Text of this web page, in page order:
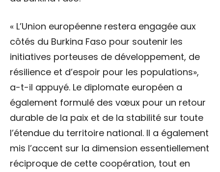
« L’Union européenne restera engagée aux
côtés du Burkina Faso pour soutenir les
initiatives porteuses de développement, de
résilience et d’espoir pour les populations»,
a-t-il appuyé. Le diplomate européen a
également formulé des vœux pour un retour
durable de la paix et de la stabilité sur toute
l’étendue du territoire national. Il a également
mis l’accent sur la dimension essentiellement
réciproque de cette coopération, tout en